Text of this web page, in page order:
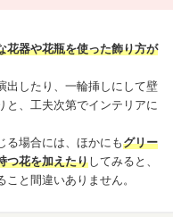
花器や花瓶を使った飾り方が
出したり、一輪挿しにして壁
と、工夫次第でインテリアに
る場合には、ほかにもグリー
つ花を加えたりしてみると、
と間違いありません。